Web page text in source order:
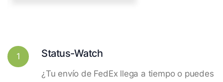
1 Status-Watch
¿Tu envío de FedEx llega a tiempo o puedes